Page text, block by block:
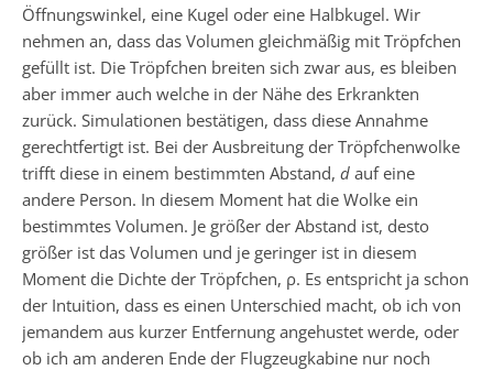
Öffnungswinkel, eine Kugel oder eine Halbkugel. Wir
nehmen an, dass das Volumen gleichmäßig mit Tröpfchen
gefüllt ist. Die Tröpfchen breiten sich zwar aus, es bleiben
aber immer auch welche in der Nähe des Erkrankten
zurück. Simulationen bestätigen, dass diese Annahme
gerechtfertigt ist. Bei der Ausbreitung der Tröpfchenwolke
trifft diese in einem bestimmten Abstand, d auf eine
andere Person. In diesem Moment hat die Wolke ein
bestimmtes Volumen. Je größer der Abstand ist, desto
größer ist das Volumen und je geringer ist in diesem
Moment die Dichte der Tröpfchen, ρ. Es entspricht ja schon
der Intuition, dass es einen Unterschied macht, ob ich von
jemandem aus kurzer Entfernung angehustet werde, oder
ob ich am anderen Ende der Flugzeugkabine nur noch